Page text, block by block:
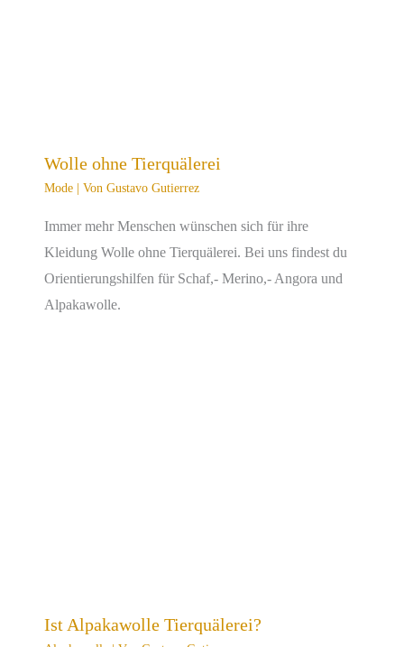
Wolle ohne Tierquälerei
Mode| Von Gustavo Gutierrez
Immer mehr Menschen wünschen sich für ihre
Kleidung Wolle ohne Tierquälerei. Bei uns findest du
Orientierungshilfen für Schaf,- Merino,- Angora und
Alpakawolle.
Ist Alpakawolle Tierquälerei?